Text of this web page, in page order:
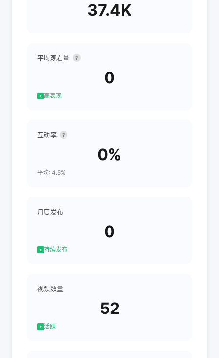
37.4K
平均观看量 ?
0
高表现
互动率 ?
0%
平均: 4.5%
月度发布
0
持续发布
视频数量
52
活跃